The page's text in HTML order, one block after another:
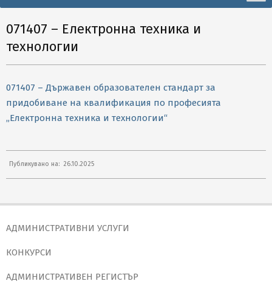
Navigation
071407 – Електронна техника и
технологии
071407 – Държавен образователен стандарт за
придобиване на квалификация по професията
„Електронна техника и технологии“
Публикувано на: 26.10.2025
АДМИНИСТРАТИВНИ УСЛУГИ
КОНКУРСИ
АДМИНИСТРАТИВЕН РЕГИСТЪР